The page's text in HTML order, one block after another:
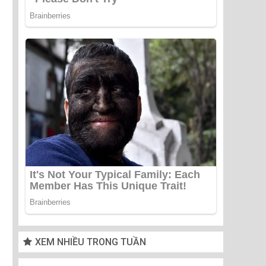
XEM NHIỀU TRONG TUẦN